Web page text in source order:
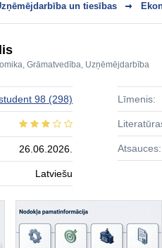
un tiesības
, Grāmatvedība, Uzņēmējdarbība
98 (298)
26.06.2026.
Latviešu
Līmenis:
Atsauces: